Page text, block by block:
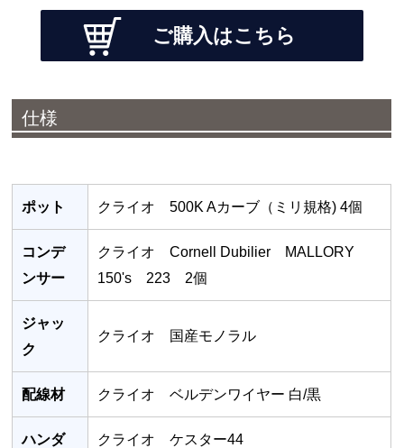
ご購入はこちら
仕様
ポット クライオ 500K Aカーブ（ミリ規格) 4個
コンデ
ンサー
クライオ Cornell Dubilier MALLORY
150's 223 2個
ジャッ
ク
クライオ 国産モノラル
配線材 クライオ ベルデンワイヤー 白/黒
ハンダ クライオ ケスター44